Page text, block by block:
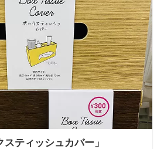
ティッシュカバー」